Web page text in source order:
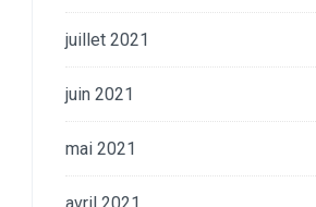
juillet 2021
juin 2021
mai 2021
avril 2021